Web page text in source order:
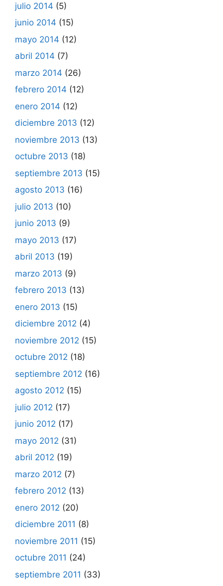
julio 2014 (5)
junio 2014 (15)
mayo 2014 (12)
abril 2014 (7)
marzo 2014 (26)
febrero 2014 (12)
enero 2014 (12)
diciembre 2013 (12)
noviembre 2013 (13)
octubre 2013 (18)
septiembre 2013 (15)
agosto 2013 (16)
julio 2013 (10)
junio 2013 (9)
mayo 2013 (17)
abril 2013 (19)
marzo 2013 (9)
febrero 2013 (13)
enero 2013 (15)
diciembre 2012 (4)
noviembre 2012 (15)
octubre 2012 (18)
septiembre 2012 (16)
agosto 2012 (15)
julio 2012 (17)
junio 2012 (17)
mayo 2012 (31)
abril 2012 (19)
marzo 2012 (7)
febrero 2012 (13)
enero 2012 (20)
diciembre 2011 (8)
noviembre 2011 (15)
octubre 2011 (24)
septiembre 2011 (33)